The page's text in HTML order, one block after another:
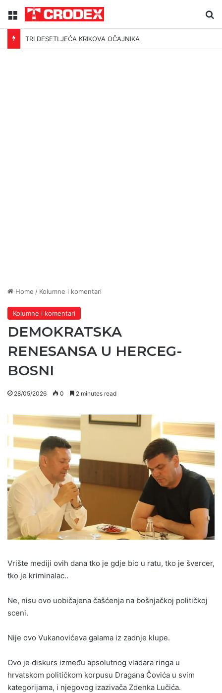
Menu
TRI DESETLJEĆA KRIKOVA OČAJNIKA
Home / Kolumne i komentari
Kolumne i komentari
DEMOKRATSKA
RENESANSA U HERCEG-
BOSNI
28/05/2026 0 2 minutes read
Vrište mediji ovih dana tko je gdje bio u ratu, tko je švercer,
tko je kriminalac..
Ne, nisu ovo uobičajena čašćenja na bošnjačkoj političkoj
sceni.
Nije ovo Vukanovićeva galama iz zadnje klupe.
Ovo je diskurs između apsolutnog vladara ringa u
hrvatskom političkom korpusu Dragana Čovića u svim
kategorijama, i njegovog izazivača Zdenka Lučića.